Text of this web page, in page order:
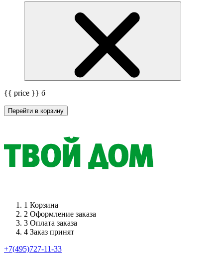
{{ price }} б
Перейти в корзину
1 Корзина
2 Оформление заказа
3 Оплата заказа
4 Заказ принят
+7(495)727-11-33